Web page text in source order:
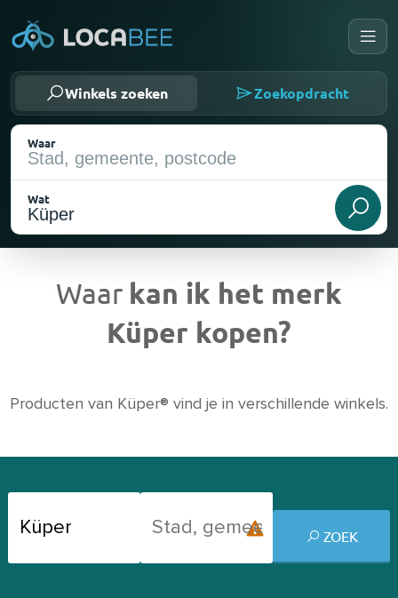
Winkels zoeken Zoekopdracht
Waar
Wat
Huidige locatie
Waar kan ik het merk
Küper kopen?
Producten van Küper® vind je in verschillende winkels.
ZOEK